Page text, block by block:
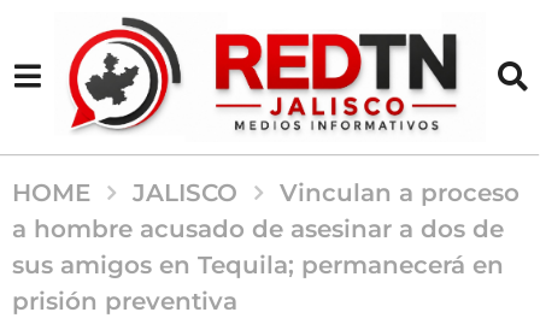
HOME JALISCO
Vinculan a proceso
a hombre acusado de asesinar a dos de
sus amigos en Tequila; permanecerá en
prisión preventiva